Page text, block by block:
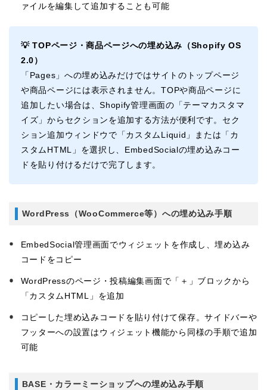
ァイルを編集して追加することも可能
💡 TOPページ・商品ページへの埋め込み（Shopify OS
2.0）
「Pages」への埋め込みだけではサイトのトップページ
や商品ページには表示されません。TOPや商品ページに
追加したい場合は、Shopify管理画面の「テーマカスタマ
イズ」からセクションを追加する方法が便利です。セク
ション追加ウィンドウで「カスタムLiquid」または「カ
スタムHTML」を選択し、EmbedSocialの埋め込みコー
ドを貼り付けるだけで完了します。
WordPress（WooCommerce等）への埋め込み手順
EmbedSocial管理画面でウィジェットを作成し、埋め込み
コードをコピー
WordPressのページ・投稿編集画面で「＋」ブロックから
「カスタムHTML」を追加
コピーした埋め込みコードを貼り付けて保存。サイドバーや
フッターへの設置はウィジェット機能から同様の手順で追加
可能
BASE・カラーミーショップへの埋め込み手順